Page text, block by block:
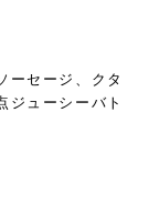
ーセージ、クタ
ジューシーバト